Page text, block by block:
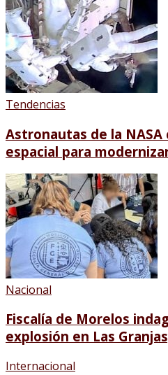
Tendencias
Astronautas de la
espacial para
Nacional
Fiscalía de Morelos
explosión en Las
Internacional